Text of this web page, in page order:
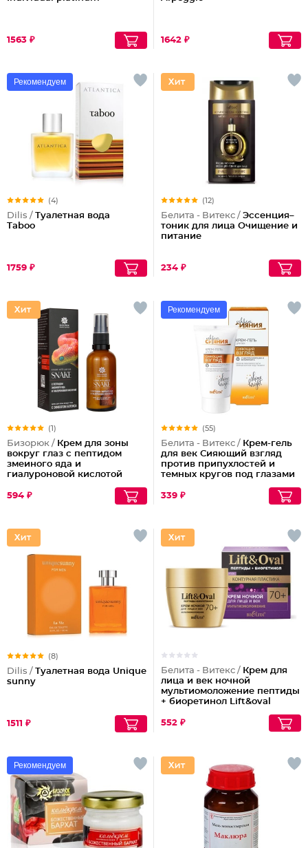
1563 ₽ 1642 ₽
Рекомендуем
(4)
Dilis / Туалетная вода
Taboo
1759 ₽
(12)
Белита - Витекс / Эссенция–
тоник для лица Очищение и
питание
234 ₽
(1)
Бизорюк / Крем для зоны
вокруг глаз с пептидом
змеиного яда и
гиалуроновой кислотой
594 ₽
Рекомендуем
(55)
Белита - Витекс / Крем-гель
для век Сияющий взгляд
против припухлостей и
темных кругов под глазами
339 ₽
(8)
Dilis / Туалетная вода Unique
sunny
1511 ₽
Белита - Витекс / Крем для
лица и век ночной
мультиомоложение пептиды
+ биоретинол Lift&oval
552 ₽
Рекомендуем